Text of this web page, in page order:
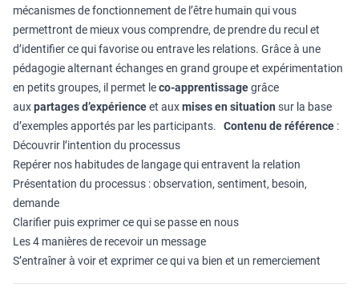
mécanismes de fonctionnement de l’être humain qui vous
permettront de mieux vous comprendre, de prendre du recul et
d’identifier ce qui favorise ou entrave les relations. Grâce à une
pédagogie alternant échanges en grand groupe et expérimentation
en petits groupes, il permet leco-apprentissagegrâce
auxpartages d’expérienceet auxmises en situation sur la base
d’exemples apportés par les participants. Contenu de référence :
Découvrir l’intention du processus
Repérer nos habitudes de langage qui entravent la relation
Présentation du processus : observation, sentiment, besoin,
demande
Clarifier puis exprimer ce qui se passe en nous
Les 4 manières de recevoir un message
S’entraîner à voir et exprimer ce qui va bien et un remerciement